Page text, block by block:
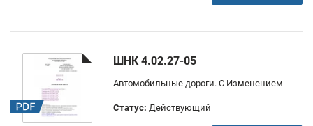
ШНК 4.02.27-05
Автомобильные дороги. С Изменением
Статус: Действующий